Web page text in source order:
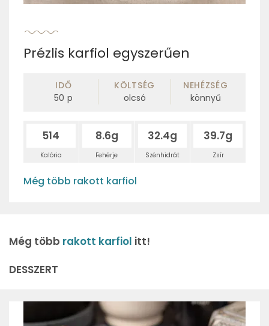
Prézlis karfiol egyszerűen
IDŐ
50 p
KÖLTSÉG
olcsó
NEHÉZSÉG
könnyű
514
Kalória
8.6g
Fehérje
32.4g
Szénhidrát
39.7g
Zsír
Még több rakott karfiol
Még több rakott karfiol itt!
DESSZERT